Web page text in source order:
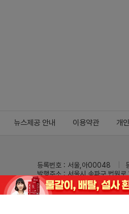
뉴스제공 안내 이용약관 개
등록번호 : 서울,아00048
발행주소 : 서울시 송파구 법원
전화 : 02-3473-0833
팩